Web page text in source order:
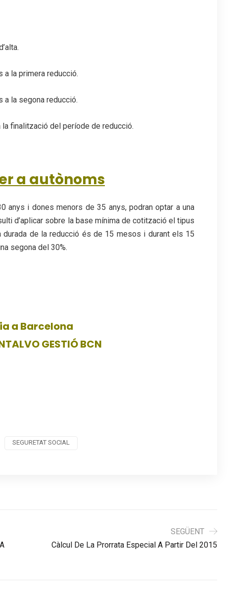
a la primera reducció.
a la segona reducció.
finalització del període de reducció.
a autònoms
anys i dones menors de 35 anys, podran optar a una
d’aplicar sobre la base mínima de cotització el tipus
de la reducció és de 15 mesos i durant els 15
segona del 30%.
a Barcelona
GESTIÓ BCN
SEGURETAT SOCIAL
SEGÜENT
Càlcul De La Prorrata Especial A Partir Del 2015